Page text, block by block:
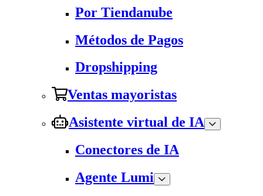
Por Tiendanube
Métodos de Pagos
Dropshipping
Ventas mayoristas
Asistente virtual de IA
Conectores de IA
Agente Lumi